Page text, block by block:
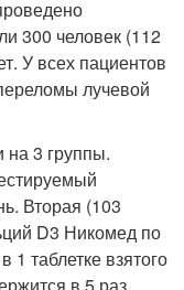
300 человек (112
У всех пациентов
лучевой
на 3 группы.
Вторая (103
D3 Никомед по
таблетке взятого